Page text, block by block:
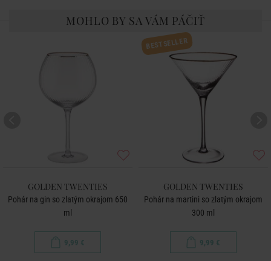
MOHLO BY SA VÁM PÁČIŤ
GOLDEN TWENTIES
Pohár na gin so zlatým okrajom 650
ml
9,99 €
BESTSELLER
GOLDEN TWENTIES
Pohár na martini so zlatým okrajom
300 ml
9,99 €